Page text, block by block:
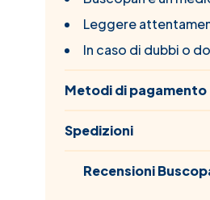
Leggere
In caso di dubbi o
Metodi di pagamento
Spedizioni
Recensioni